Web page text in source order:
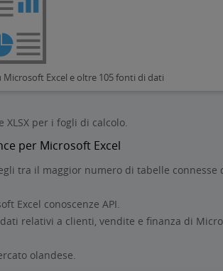
Excel e oltre 105 fonti di dati
per i fogli di calcolo.
per Microsoft Excel
tra il maggior numero di tabelle connesse
Excel conoscenze API.
relativi a clienti, vendite e finanza di
olandese.